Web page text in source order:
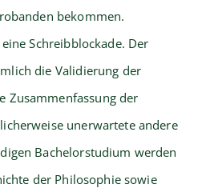
bekommen.
Schreibblockade. Der
die Validierung der
Zusammenfassung der
unerwartete andere
Bachelorstudium werden
der Philosophie sowie